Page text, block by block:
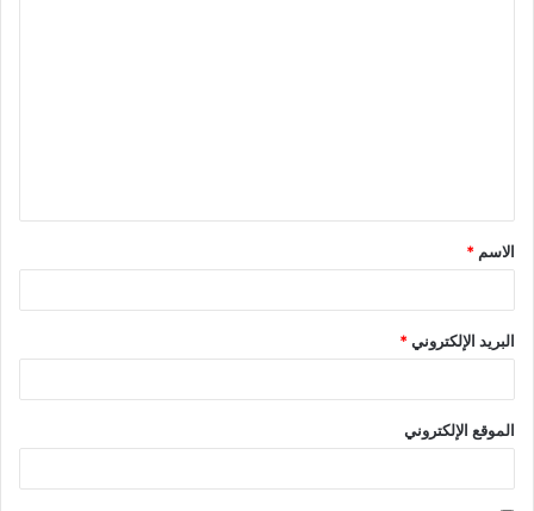
الاسم *
البريد الإلكتروني*
الموقع الإلكتروني